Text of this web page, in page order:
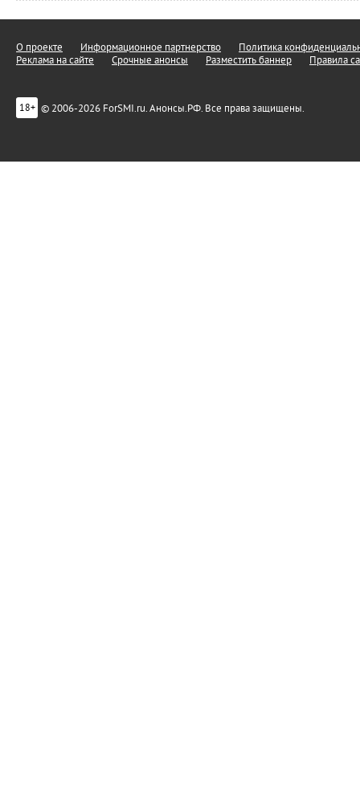
О проекте Информационное партнерство
Политика
Реклама на сайте
Срочные анонсы Разместить баннер Правила
18+ © 2006-2026 ForSMI.ru. Анонсы.РФ. Все права защищены.